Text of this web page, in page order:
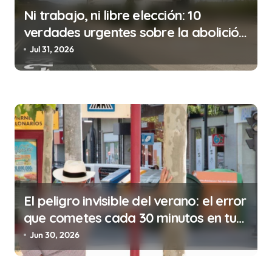
e
n
r
a
d
a
s
Ni trabajo, ni libre elección: 10
verdades urgentes sobre la abolición
de la prostitución
Jul 31, 2026
El peligro invisible del verano: el error
que cometes cada 30 minutos en tu
trabajo (y la ilegalidad que te puede
costar la vida)
Jun 30, 2026